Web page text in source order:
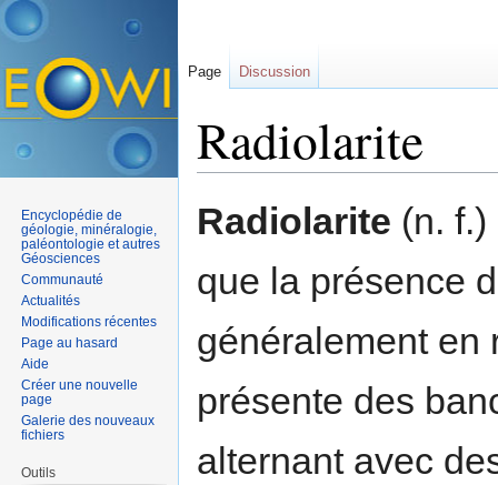
Radiolarite
Radiolarite (n.
que la présence
généralement en
présente des
alternant avec
Page Discussion
Encyclopédie de
géologie, minéralogie,
paléontologie et autres
Géosciences
Communauté
Actualités
Modifications récentes
Page au hasard
Aide
Créer une nouvelle
page
Galerie des nouveaux
fichiers
Outils